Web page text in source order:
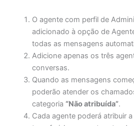
O agente com perfil de
adicionado à opção de
todas as mensagens
Adicione apenas os três
conversas.
Quando as mensagens
poderão atender os
categoria “Não atribuída”.
Cada agente poderá atribuir